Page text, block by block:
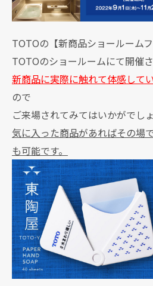
TOTOの【新商品ショールーム
TOTOのショールームにて開催さ
新商品に実際に触れて体感して
ので
ご来場されてみてはいかがでし
気に入った商品があればその場
も可能です。